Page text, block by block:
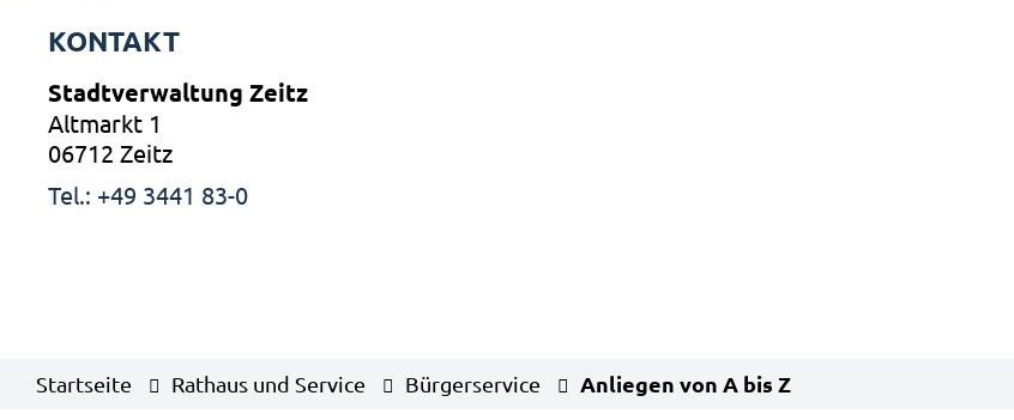
KONTAKT
Stadtverwaltung Zeitz
Altmarkt 1
06712 Zeitz
Tel.: +49 3441 83-0
Startseite Rathaus und Service Bürgerservice Anliegen von A bis Z